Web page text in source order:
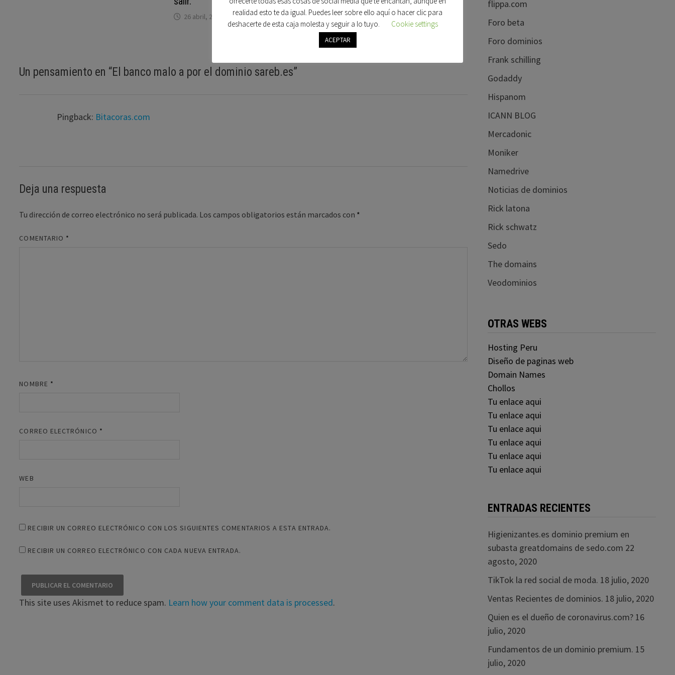
26 abril, 2013
Un pensamiento en “El banco malo a por el dominio sareb.es”
Pingback: Bitacoras.com
Deja una respuesta
Tu dirección de correo electrónico no será publicada. Los campos obligatorios están marcados con *
COMENTARIO *
NOMBRE *
CORREO ELECTRÓNICO *
WEB
RECIBIR UN CORREO ELECTRÓNICO CON LOS SIGUIENTES COMENTARIOS A ESTA ENTRADA.
RECIBIR UN CORREO ELECTRÓNICO CON CADA NUEVA ENTRADA.
This site uses Akismet to reduce spam. Learn how your comment data is processed.
flippa.com
Foro beta
Foro dominios
Frank schilling
Godaddy
Hispanom
ICANN BLOG
Mercadonic
Moniker
Namedrive
Noticias de dominios
Rick latona
Rick schwatz
Sedo
The domains
Veodominios
OTRAS WEBS
Hosting Peru
Diseño de paginas web
Domain Names
Chollos
Tu enlace aqui
Tu enlace aqui
Tu enlace aqui
Tu enlace aqui
Tu enlace aqui
Tu enlace aqui
ENTRADAS RECIENTES
Higienizantes.es dominio premium en
subasta greatdomains de sedo.com 22
agosto, 2020
TikTok la red social de moda. 18 julio, 2020
Ventas Recientes de dominios. 18 julio, 2020
Quien es el dueño de coronavirus.com? 16
julio, 2020
Fundamentos de un dominio premium. 15
julio, 2020
realidad esto te da igual. Puedes leer sobre ello aquí o hacer clic para
deshacerte de esta caja molesta y seguir a lo tuyo.
Cookie settings
ACEPTAR